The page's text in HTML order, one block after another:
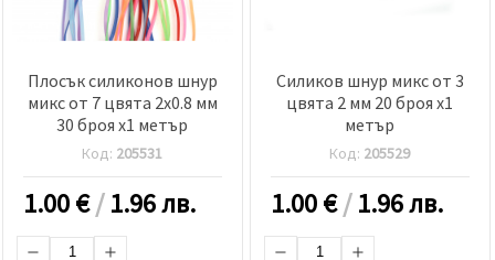
Плосък силиконов шнур
микс от 7 цвята 2x0.8 мм
30 броя x1 метър
Код: 205531
1.00€/1.96 лв.
Силиков шнур микс от 3
цвята 2 мм 20 броя x1
метър
Код: 205529
1.00€/1.96 лв.